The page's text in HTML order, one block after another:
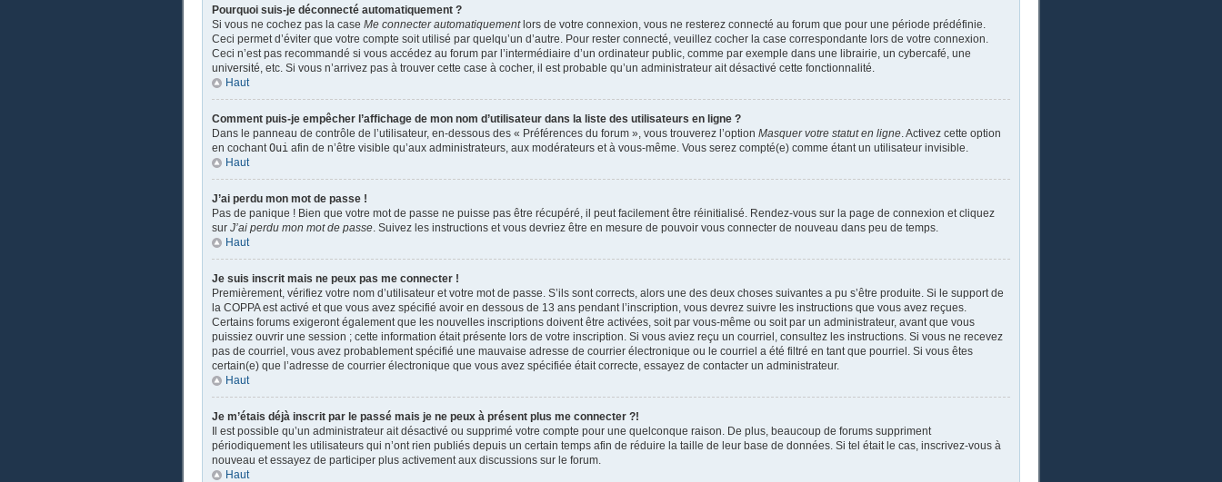
Pourquoi suis-je déconnecté automatiquement ?
Si vous ne cochez pas la case Me connecter automatiquementlors de votre connexion, vous ne resterez connecté au forum que pour une période prédéfinie.
Ceci permet d’éviter que votre compte soit utilisé par quelqu’un d’autre. Pour rester connecté, veuillez cocher la case correspondante lors de votre connexion.
Ceci n’est pas recommandé si vous accédez au forum par l’intermédiaire d’un ordinateur public, comme par exemple dans une librairie, un cybercafé, une
université, etc. Si vous n’arrivez pas à trouver cette case à cocher, il est probable qu’un administrateur ait désactivé cette fonctionnalité.
Haut
Comment puis-je empêcher l’affichage de mon nom d’utilisateur dans la liste des utilisateurs en ligne ?
Dans le panneau de contrôle de l’utilisateur, en-dessous des « Préférences du forum », vous trouverez l’option Masquer votre statut en ligne. Activez cette option
en cochantOui afin de n’être visible qu’aux administrateurs, aux modérateurs et à vous-même. Vous serez compté(e) comme étant un utilisateur invisible.
Haut
J’ai perdu mon mot de passe !
Pas de panique ! Bien que votre mot de passe ne puisse pas être récupéré, il peut facilement être réinitialisé. Rendez-vous sur la page de connexion et cliquez
sur J’ai perdu mon mot de passe. Suivez les instructions et vous devriez être en mesure de pouvoir vous connecter de nouveau dans peu de temps.
Haut
Je suis inscrit mais ne peux pas me connecter !
Premièrement, vérifiez votre nom d’utilisateur et votre mot de passe. S’ils sont corrects, alors une des deux choses suivantes a pu s’être produite. Si le support de
la COPPA est activé et que vous avez spécifié avoir en dessous de 13 ans pendant l’inscription, vous devrez suivre les instructions que vous avez reçues.
Certains forums exigeront également que les nouvelles inscriptions doivent être activées, soit par vous-même ou soit par un administrateur, avant que vous
puissiez ouvrir une session ; cette information était présente lors de votre inscription. Si vous aviez reçu un courriel, consultez les instructions. Si vous ne recevez
pas de courriel, vous avez probablement spécifié une mauvaise adresse de courrier électronique ou le courriel a été filtré en tant que pourriel. Si vous êtes
certain(e) que l’adresse de courrier électronique que vous avez spécifiée était correcte, essayez de contacter un administrateur.
Haut
Je m’étais déjà inscrit par le passé mais je ne peux à présent plus me connecter ?!
Il est possible qu’un administrateur ait désactivé ou supprimé votre compte pour une quelconque raison. De plus, beaucoup de forums suppriment
périodiquement les utilisateurs qui n’ont rien publiés depuis un certain temps afin de réduire la taille de leur base de données. Si tel était le cas, inscrivez-vous à
nouveau et essayez de participer plus activement aux discussions sur le forum.
Haut